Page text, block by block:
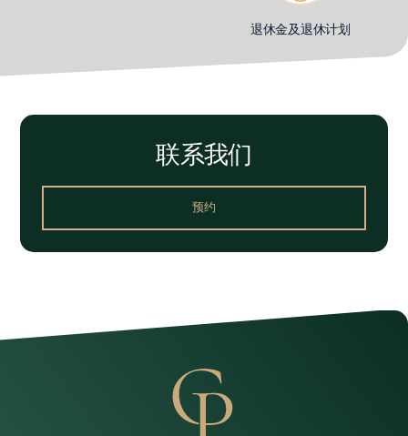
退休金及退休计划
联系我们
预约